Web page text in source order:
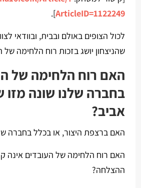
ArticleID=1122249
].
לכול הצופים באולם ובבית, ובוודאי
שהניצחון יושג בזכות רוח הלחימה
האם רוח הלחימה של
בחברה שלנו שונה
אביב?
האם ברצפת היצור, או בכלל בחברה
האם רוח הלחימה של העובדים אינה
ההצלחה?